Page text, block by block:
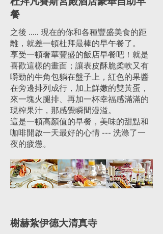
餐
之後 ..... 現在的你和各種豐盛美食的距
離，就差一頓杜拜最棒的早午餐了。
享受一頓奢華豐盛的飯店早餐吧！就是
喜歡這樣的畫面；讓表皮酥脆柔軟又有
嚼勁的牛角包躺在盤子上，紅色的果醬
在旁邊排列成行，加上鮮嫩的雙黃蛋，
來一塊火腿排、再加一杯幸福感滿滿的
現榨果汁，那感覺瞬間漫溢。
這是一頓高顏值的早餐，美味的甜點和
咖啡開啟一天最好的心情 --- 洗滌了一
夜的疲憊。
榭赫紮伊德大清真寺